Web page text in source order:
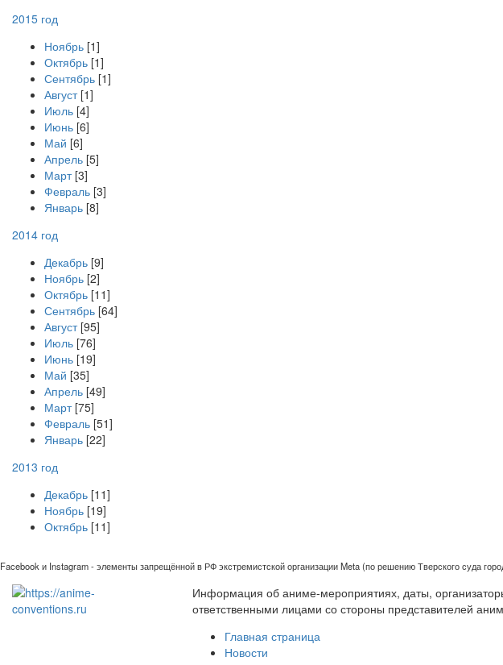
2015 год
Ноябрь [1]
Октябрь [1]
Сентябрь [1]
Август[1]
Июль [4]
Июнь [6]
Май [6]
Апрель [5]
Март[3]
Февраль [3]
Январь [8]
2014 год
Декабрь [9]
Ноябрь [2]
Октябрь [11]
Сентябрь [64]
Август[95]
Июль [76]
Июнь [19]
Май [35]
Апрель [49]
Март[75]
Февраль [51]
Январь [22]
2013 год
Декабрь [11]
Ноябрь [19]
Октябрь [11]
Facebook и Instagram - элементы запрещённой в РФ экстремистской организации Meta (по решению Тверского суда
Информация об аниме-мероприятиях, даты,
ответственными лицами со стороны представителей
Главная страница
Новости